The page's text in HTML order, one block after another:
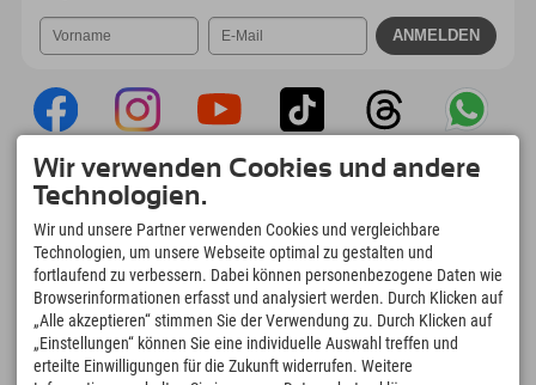
Explorer App
Upload Deiner #ExplorerMoments, Mein
Explorer To Go mit Buchungsübersicht,
Bucketlist, Restaurantübersicht uvm. Jetzt
downloaden!
Zeit für Explorer Moments
166 4.634km
Wir verwenden Cookies und andere
Technologien.
Wir und unsere Partner verwenden Cookies und vergleichbare
Technologien, um unsere Webseite optimal zu gestalten und
fortlaufend zu verbessern. Dabei können personenbezogene Daten wie
Browserinformationen erfasst und analysiert werden. Durch Klicken auf
„Alle akzeptieren“ stimmen Sie der Verwendung zu. Durch Klicken auf
„Einstellungen“ können Sie eine individuelle Auswahl treffen und
erteilte Einwilligungen für die Zukunft widerrufen. Weitere